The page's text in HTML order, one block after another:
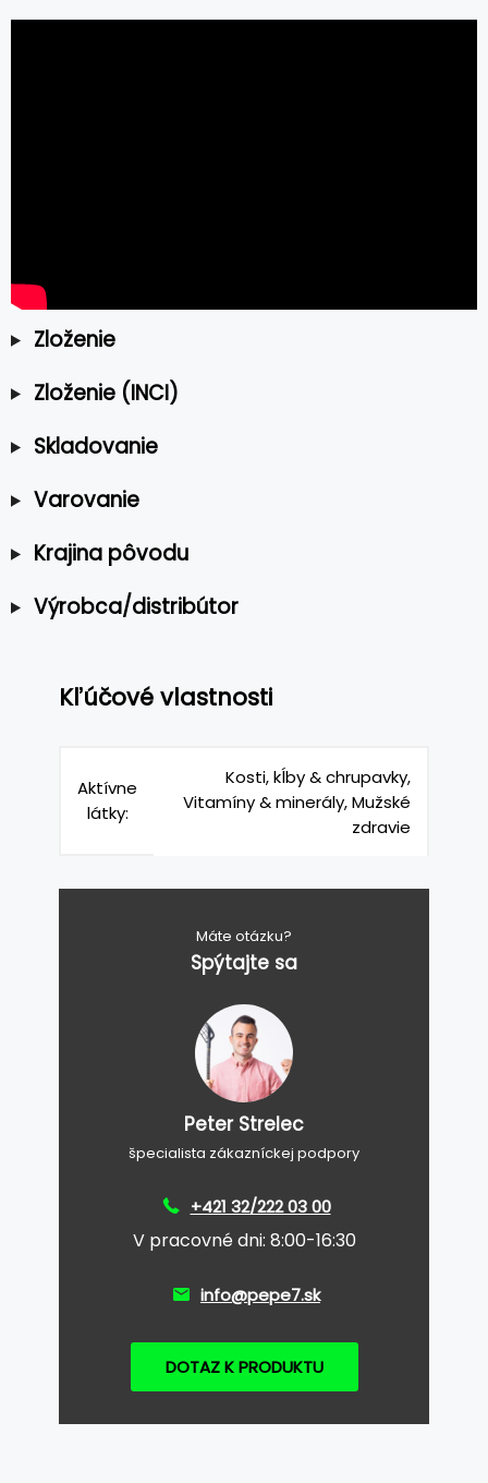
Zloženie
Zloženie (INCI)
Skladovanie
Varovanie
Krajina pôvodu
Výrobca/distribútor
Kľúčové vlastnosti
Aktívne
látky:
Kosti, kĺby & chrupavky,
Vitamíny & minerály, Mužské
zdravie
Máte otázku?
Spýtajte sa
Peter Strelec
špecialista zákazníckej podpory
+421 32/222 03 00
V pracovné dni: 8:00-16:30
info@pepe7.sk
DOTAZ K PRODUKTU